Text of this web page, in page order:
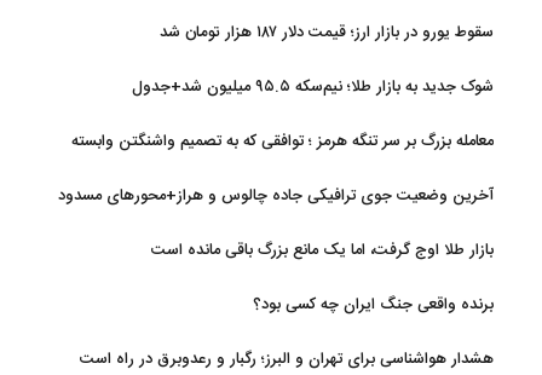
سقوط یورو در بازار ارز؛ قیمت دلار ۱۸۷ هزار تومان شد
شوک جدید به بازار طلا؛ نیم‌سکه ۹۵.۵ میلیون شد+جدول
معامله بزرگ بر سر تنگه هرمز ؛ توافقی که به تصمیم واشنگتن وابسته
آخرین وضعیت جوی ترافیکی جاده چالوس و هراز+محورهای مسدود
بازار طلا اوج گرفت، اما یک مانع بزرگ باقی مانده است
برنده واقعی جنگ ایران چه کسی بود؟
هشدار هواشناسی برای تهران و البرز؛ رگبار و رعدوبرق در راه است